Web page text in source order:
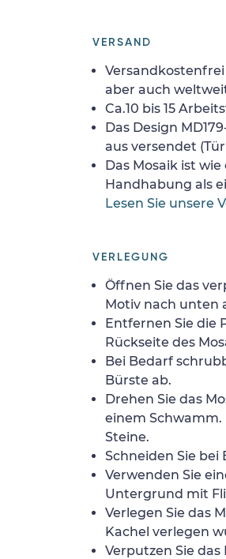
VERSAND
aber auch
Ca.10 bis 15
Das Design
aus versendet
Das Mosaik ist
Handhabung als
Lesen Sie unsere
VERLEGUNG
Öffnen Sie das
Motiv nach unten
Entfernen Sie die
Rückseite des
Bei Bedarf
Bürste ab.
Drehen Sie das
einem Schwamm.
Steine.
Schneiden Sie bei
Verwenden Sie
Untergrund mit
Verlegen Sie das
Kachel verlegen
Verputzen Sie